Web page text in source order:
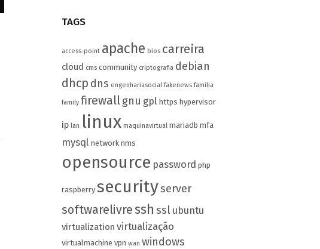
TAGS
access-point apache bios carreira
cloud cms community criptografia debian
dhcp dns engenhariasocial fakenews familia
family firewallgnu gpl https hypervisor
ip lan linux maquinavirtual mariadb mfa
mysql network nms
opensource password php
raspberry securityserver
softwarelivressh ssl ubuntu
virtualization virtualização
virtualmachine vpn wan windows